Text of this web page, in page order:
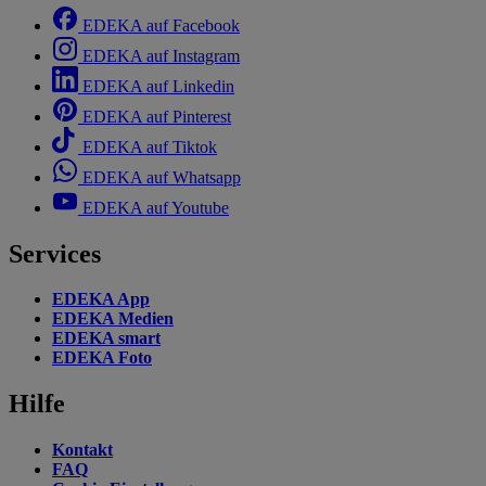
EDEKA auf Facebook
EDEKA auf Instagram
EDEKA auf Linkedin
EDEKA auf Pinterest
EDEKA auf Tiktok
EDEKA auf Whatsapp
EDEKA auf Youtube
Services
EDEKA App
EDEKA Medien
EDEKA smart
EDEKA Foto
Hilfe
Kontakt
FAQ